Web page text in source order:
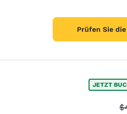
Prüfen Sie
JETZT